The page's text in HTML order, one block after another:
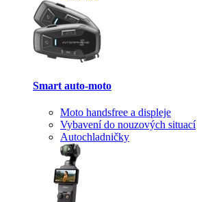
Smart auto-moto
Moto handsfree a displeje
Vybavení do nouzových situací
Autochladničky